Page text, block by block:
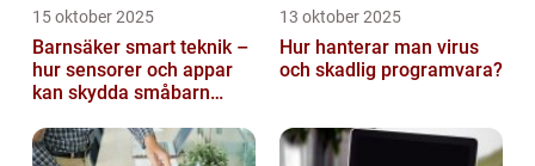
15 oktober 2025
Barnsäker smart teknik –
hur sensorer och appar
kan skydda småbarn
13 oktober 2025
Hur hanterar man virus
och skadlig programvara?